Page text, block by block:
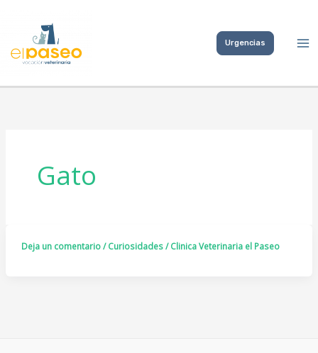
contenido
Urgencias
Gato
Deja un comentario /Curiosidades/Clinica Veterinaria el Paseo